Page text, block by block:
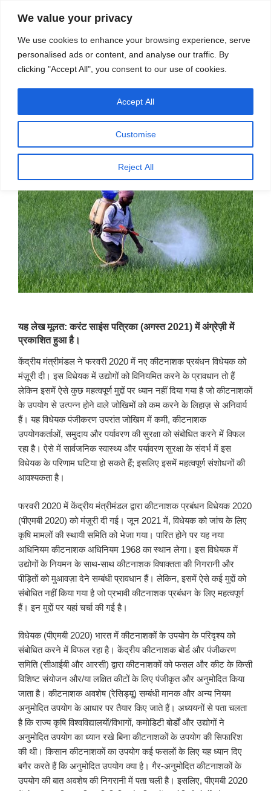
We value your privacy
We use cookies to enhance your browsing experience, serve
personalised ads or content, and analyse our traffic. By
clicking "Accept All", you consent to our use of cookies.
Customise
Reject All
Accept All
स्रोत
मेनू
प्रकाशित
कीटनाशक प्रबंधन विधेयक 2020 – ए. डी.
दिलीप कुमार और डी. नरसिम्हा रेड्डी
यह लेख मूलत: करंट साइंस पत्रिका (अगस्त 2021) में अंग्रेज़ी में
प्रकाशित हुआ है।
केंद्रीय मंत्रीमंडल ने फरवरी 2020 में नए कीटनाशक प्रबंधन विधेयक को
मंज़ूरी दी। इस विधेयक में उद्योगों को विनियमित करने के प्रावधान तो हैं
लेकिन इसमें ऐसे कुछ महत्वपूर्ण मुद्दों पर ध्यान नहीं दिया गया है जो कीटनाशकों
के उपयोग से उत्पन्न होने वाले जोखिमों को कम करने के लिहाज़ से अनिवार्य
हैं। यह विधेयक पंजीकरण उपरांत जोखिम में कमी, कीटनाशक
उपयोगकर्ताओं, समुदाय और पर्यावरण की सुरक्षा को संबोधित करने में विफल
रहा है। ऐसे में सार्वजनिक स्वास्थ्य और पर्यावरण सुरक्षा के संदर्भ में इस
विधेयक के परिणाम घटिया हो सकते हैं; इसलिए इसमें महत्वपूर्ण संशोधनों की
आवश्यकता है।
फरवरी 2020 में केंद्रीय मंत्रीमंडल द्वारा कीटनाशक प्रबंधन विधेयक 2020
(पीएमबी 2020) को मंज़ूरी दी गई। जून 2021 में, विधेयक को जांच के लिए
कृषि मामलों की स्थायी समिति को भेजा गया। पारित होने पर यह नया
अधिनियम कीटनाशक अधिनियम 1968 का स्थान लेगा। इस विधेयक में
उद्योगों के नियमन के साथ-साथ कीटनाशक विषाक्तता की निगरानी और
पीड़ितों को मुआवज़ा देने सम्बंधी प्रावधान हैं। लेकिन, इसमें ऐसे कई मुद्दों को
संबोधित नहीं किया गया है जो प्रभावी कीटनाशक प्रबंधन के लिए महत्वपूर्ण
हैं। इन मुद्दों पर यहां चर्चा की गई है।
विधेयक (पीएमबी 2020) भारत में कीटनाशकों के उपयोग के परिदृश्य को
संबोधित करने में विफल रहा है। केंद्रीय कीटनाशक बोर्ड और पंजीकरण
समिति (सीआईबी और आरसी) द्वारा कीटनाशकों को फसल और कीट के किसी
विशिष्ट संयोजन और/या लक्षित कीटों के लिए पंजीकृत और अनुमोदित किया
जाता है। कीटनाशक अवशेष (रेसिड्यू) सम्बंधी मानक और अन्य नियम
अनुमोदित उपयोग के आधार पर तैयार किए जाते हैं। अध्ययनों से पता चलता
है कि राज्य कृषि विश्वविद्यालयों/विभागों, कमोडिटी बोर्डों और उद्योगों ने
अनुमोदित उपयोग का ध्यान रखे बिना कीटनाशकों के उपयोग की सिफारिश
की थी। किसान कीटनाशकों का उपयोग कई फसलों के लिए यह ध्यान दिए
बगैर करते हैं कि अनुमोदित उपयोग क्या है। गैर-अनुमोदित कीटनाशकों के
उपयोग की बात अवशेष की निगरानी में पता चली है। इसलिए, पीएमबी 2020